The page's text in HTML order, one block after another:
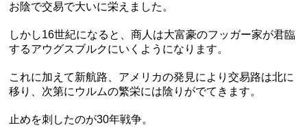
お陰で交易で大いに栄えました。
しかし16世紀になると、商人は大富豪のフッガー家が君臨
するアウグスブルクにいくようになります。
これに加えて新航路、アメリカの発見により交易路は北に
移り、次第にウルムの繁栄には陰りがでてきます。
止めを刺したのが30年戦争。